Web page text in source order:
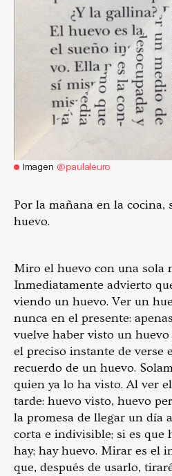
Imagen @paulaleuro
Por la mañana en la cocina,
huevo.
Miro el huevo con una sola
Inmediatamente advierto
viendo un huevo. Ver un
nunca en el presente:
vuelve haber visto un
el preciso instante de verse
recuerdo de un huevo.
quien ya lo ha visto. Al ver
tarde: huevo visto, huevo
la promesa de llegar un día
corta e indivisible; si es que
hay; hay huevo. Mirar es el
que, después de usarlo,